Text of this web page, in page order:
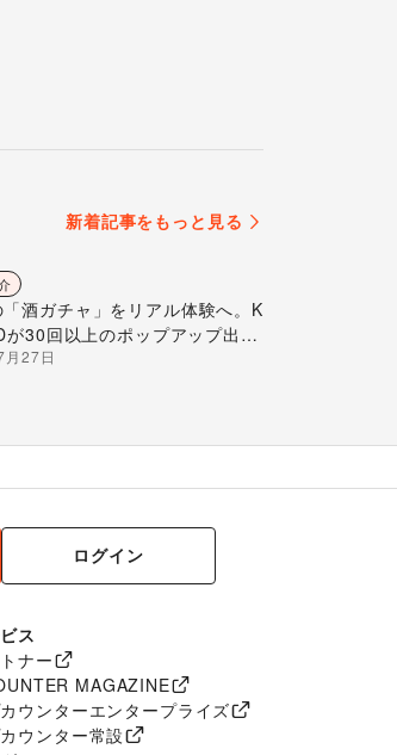
新着記事をもっと見る
酒ガチャ」をリアル体験へ。K
が30回以上のポップアップ出店
“新しいお酒との出会い”
27日
ログイン
ス
ナー
MAGAZINE
ウンターエンタープライズ
ウンター常設